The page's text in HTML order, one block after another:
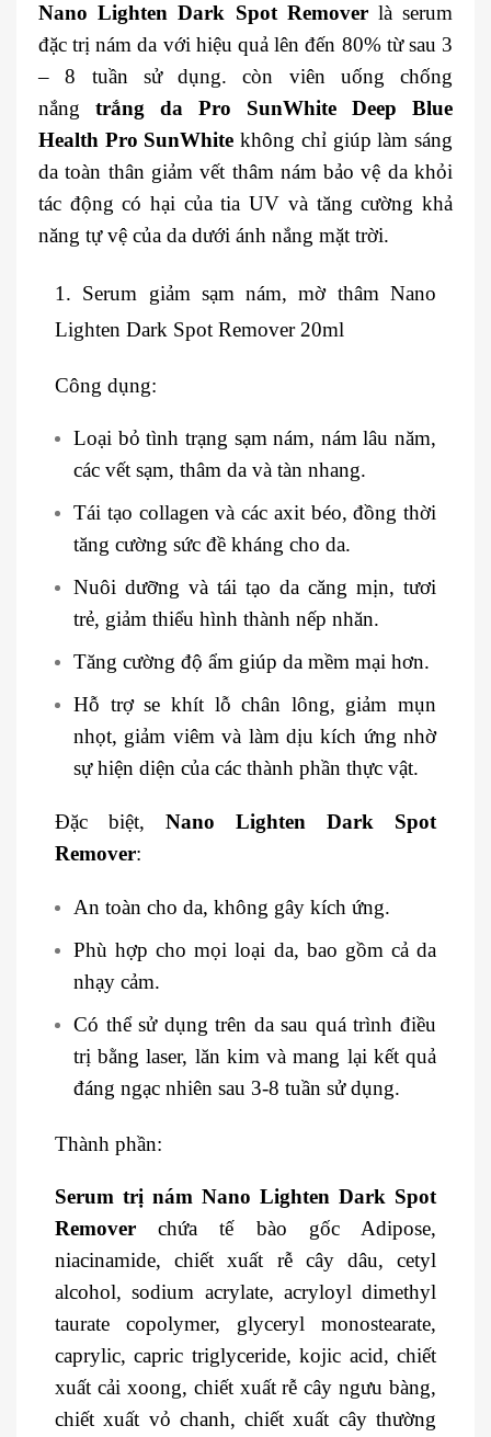
Nano Lighten Dark Spot Removerlà serum
đặc trị nám da với hiệu quả lên đến 80% từ sau 3
– 8 tuần sử dụng. còn viên uống chống
nắng trắng da Pro SunWhite
Deep Blue
Health Pro SunWhite không chỉ giúp làm sáng
da toàn thân giảm vết thâm nám bảo vệ da khỏi
tác động có hại của tia UV và tăng cường khả
năng tự vệ của da dưới ánh nắng mặt trời.
1. Serum giảm sạm nám, mờ thâm Nano
Lighten Dark Spot Remover 20ml
Công dụng:
Loại bỏ tình trạng sạm nám, nám lâu năm,
các vết sạm, thâm da và tàn nhang.
Tái tạo collagen và các axit béo, đồng thời
tăng cường sức đề kháng cho da.
Nuôi dưỡng và tái tạo da căng mịn, tươi
trẻ, giảm thiểu hình thành nếp nhăn.
Tăng cường độ ẩm giúp da mềm mại hơn.
Hỗ trợ se khít lỗ chân lông, giảm mụn
nhọt, giảm viêm và làm dịu kích ứng nhờ
sự hiện diện của các thành phần thực vật.
Đặc biệt, Nano Lighten Dark Spot
Remover:
An toàn cho da, không gây kích ứng.
Phù hợp cho mọi loại da, bao gồm cả da
nhạy cảm.
Có thể sử dụng trên da sau quá trình điều
trị bằng laser, lăn kim và mang lại kết quả
đáng ngạc nhiên sau 3-8 tuần sử dụng.
Thành phần:
Serum trị nám Nano Lighten Dark Spot
Remover chứa tế bào gốc Adipose,
niacinamide, chiết xuất rễ cây dâu, cetyl
alcohol, sodium acrylate, acryloyl dimethyl
taurate copolymer, glyceryl monostearate,
caprylic, capric triglyceride, kojic acid, chiết
xuất cải xoong, chiết xuất rễ cây ngưu bàng,
chiết xuất vỏ chanh, chiết xuất cây thường